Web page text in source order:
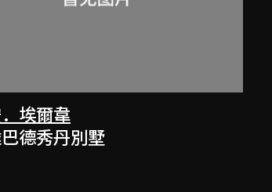
埃爾韋
德秀丹別墅